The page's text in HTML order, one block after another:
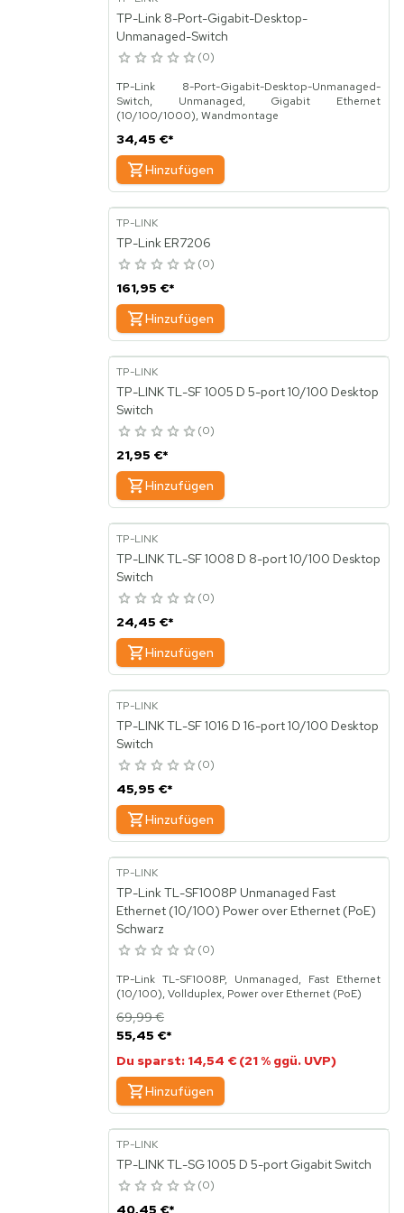
DC input Spannung
7 - 57 V
Ja
Wandmontage
Ja
TP-Link 8-Port-Gigabit-Desktop-
Unmanaged-Switch
0
TP-Link 8-Port-Gigabit-Desktop-Unmanaged-
Switch, Unmanaged, Gigabit Ethernet
(10/100/1000), Wandmontage
34,45 €*
Hinzufügen
TP-LINK
TP-Link ER7206
0
161,95 €*
Hinzufügen
TP-LINK
TP-LINK TL-SF 1005 D 5-port 10/100 Desktop
Switch
0
21,95 €*
Hinzufügen
TP-LINK
TP-LINK TL-SF 1008 D 8-port 10/100 Desktop
Switch
0
24,45 €*
Hinzufügen
TP-LINK
TP-LINK TL-SF 1016 D 16-port 10/100 Desktop
Switch
0
45,95 €*
Hinzufügen
TP-LINK
TP-Link TL-SF1008P Unmanaged Fast
Ethernet (10/100) Power over Ethernet (PoE)
Schwarz
0
TP-Link TL-SF1008P, Unmanaged, Fast Ethernet
(10/100), Vollduplex, Power over Ethernet (PoE)
55,45 €*
69,99 €
Du sparst: 14,54 € (21 % ggü. UVP)
Hinzufügen
TP-LINK
TP-LINK TL-SG 1005 D 5-port Gigabit Switch
0
40,45 €*